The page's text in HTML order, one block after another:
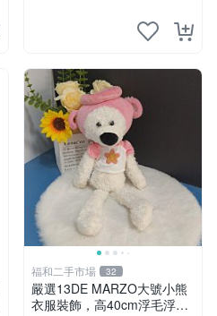
福和二手市場 32
嚴選13DE MARZO大號小熊
衣服裝飾，高40cm浮毛浮